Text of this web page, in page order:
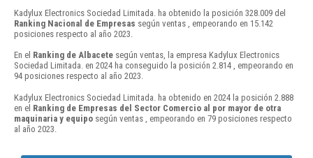
Kadylux Electronics Sociedad Limitada. ha obtenido la posición 328.009 del
Ranking Nacional de Empresas según ventas , empeorando en 15.142
posiciones respecto al año 2023.
En el Ranking de Albacete según ventas, la empresa Kadylux Electronics
Sociedad Limitada. en 2024 ha conseguido la posición 2.814 , empeorando en
94 posiciones respecto al año 2023.
Kadylux Electronics Sociedad Limitada. ha obtenido en 2024 la posición 2.888
en el Ranking de Empresas del Sector Comercio al por mayor de otra
maquinaria y equipo según ventas , empeorando en 79 posiciones respecto
al año 2023.